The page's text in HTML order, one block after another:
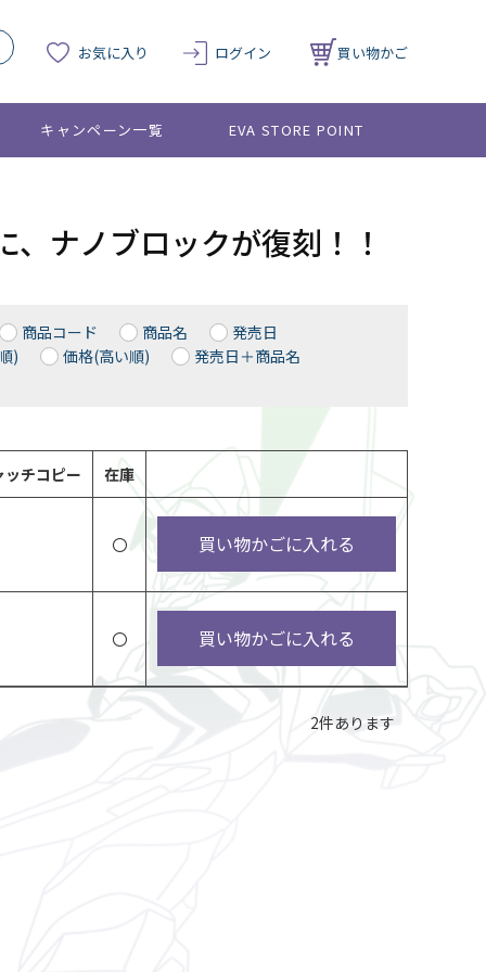
お気に入り ログイン 買い物かご
キャンペーン一覧 EVA STORE POINT
ナノブロックが復刻！！
商品コード 商品名
発売日
)
価格(高い順) 発売日＋商品名
ッチコピー 在庫
〇 買い物かごに入れる
〇 買い物かごに入れる
2件あります